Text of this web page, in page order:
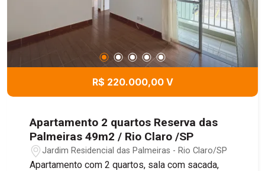
R$ 220.000,00 V
Apartamento 2 quartos Reserva das
Palmeiras 49m2 / Rio Claro /SP
Jardim Residencial das Palmeiras - Rio Claro/SP
Apartamento com 2 quartos, sala com sacada,